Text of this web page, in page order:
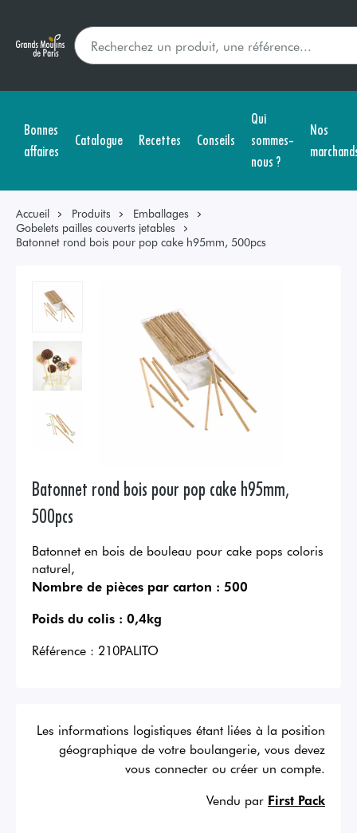
Bonnes
affaires
Catalogue Recettes Conseils
Qui
sommes-
nous ?
Nos
Accueil Produits
Emballages
Gobelets pailles couverts jetables
Batonnet rond bois pour pop cake h95mm, 500pcs
Batonnet rond bois pour pop cake h95mm,
500pcs
Batonnet en bois de bouleau pour cake pops coloris
naturel,
Nombre de pièces par carton : 500
Poids du colis : 0,4kg
Référence : 210PALITO
Les informations logistiques étant liées à la position
géographique de votre boulangerie, vous devez
vous connecter ou créer un compte.
Vendu par First Pack